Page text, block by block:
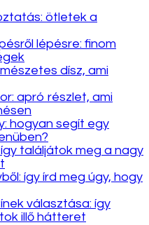
ötletek a
lépésre: finom
dísz, ami
apró részlet, ami
hogyan segít egy
találjátok meg a nagy
így írd meg úgy, hogy
választása: így
illő hátteret